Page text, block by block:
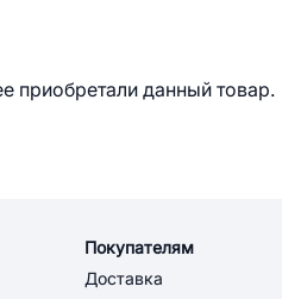
приобретали данный товар.
Покупателям
Доставка